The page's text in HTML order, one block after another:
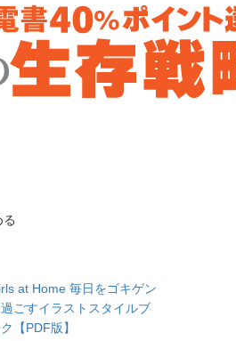
at Home 毎日をゴキゲン
ごすイラストスタイルブ
【PDF版】